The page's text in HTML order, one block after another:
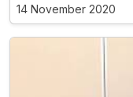
14 November 2020